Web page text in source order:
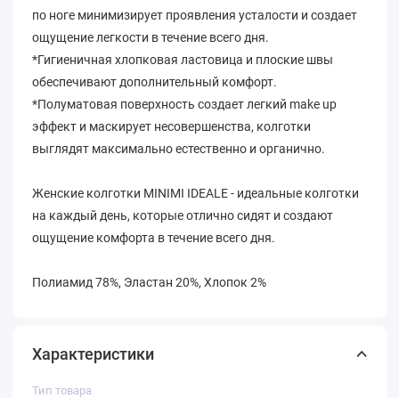
по ноге минимизирует проявления усталости и создает
ощущение легкости в течение всего дня.
*Гигиеничная хлопковая ластовица и плоские швы
обеспечивают дополнительный комфорт.
*Полуматовая поверхность создает легкий make up
эффект и маскирует несовершенства, колготки
выглядят максимально естественно и органично.
Женские колготки MINIMI IDEALE - идеальные колготки
на каждый день, которые отлично сидят и создают
ощущение комфорта в течение всего дня.
Полиамид 78%, Эластан 20%, Хлопок 2%
Характеристики
Тип товара